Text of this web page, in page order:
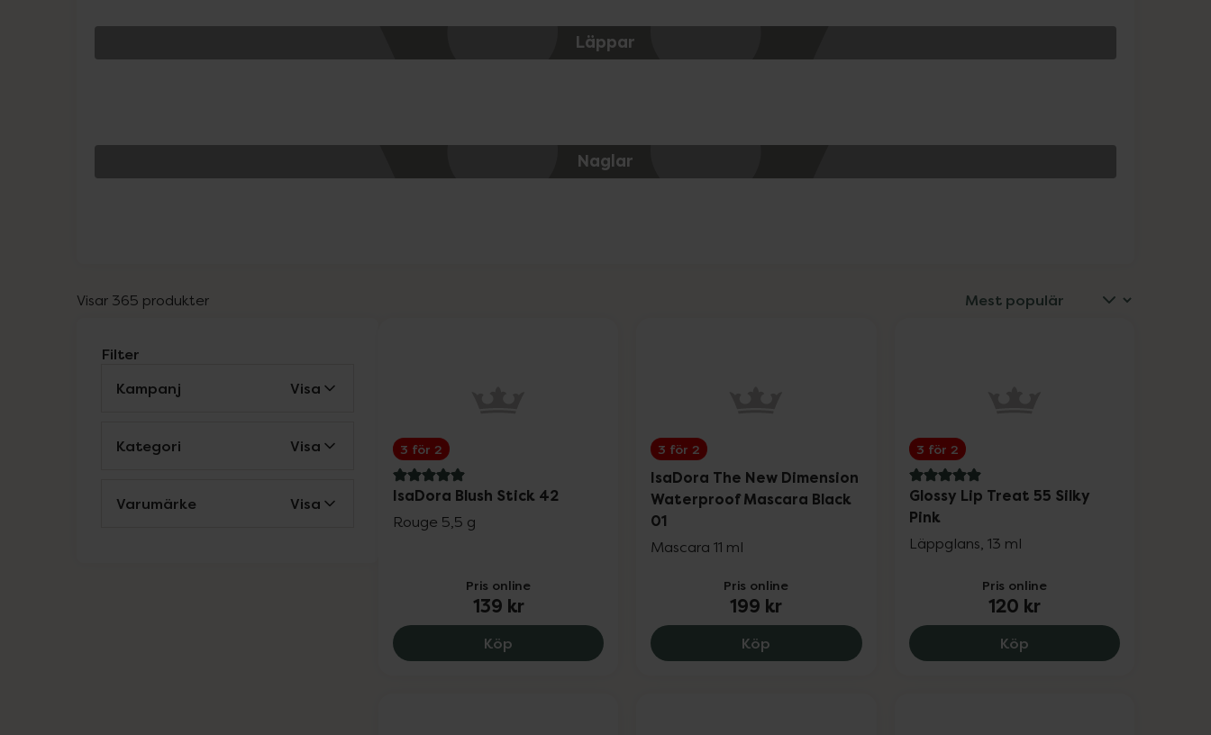
Läppar
Naglar
Visar 365 produkter
Filter
Kampanj
Visa
Kategori Visa
Varumärke Visa
3 för 2
5 av 5 i omdöme
IsaDora Blush Stick 42
Rouge 5,5 g
Pris online
139 kr
Köp IsaDora Blush Stick 42, 139 kr.
3 för 2
IsaDora The New Dimension
Waterproof Mascara Black
01
Mascara 11 ml
Pris online
199 kr
Köp IsaDora The New Dimension Waterproof Mascara Black 01,
3 för 2
5 av 5 i omdöme
Glossy Lip Treat 55 Silky
Pink
Läppglans, 13 ml
Pris online
120 kr
KöpGlossy Lip Treat 55 Silky